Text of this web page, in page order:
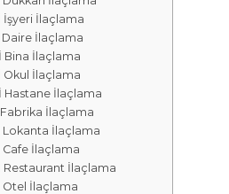
İşyeri İlaçlama
Daire İlaçlama
Bina İlaçlama
Okul İlaçlama
Hastane İlaçlama
Fabrika İlaçlama
Lokanta İlaçlama
Cafe İlaçlama
Restaurant İlaçlama
Otel İlaçlama